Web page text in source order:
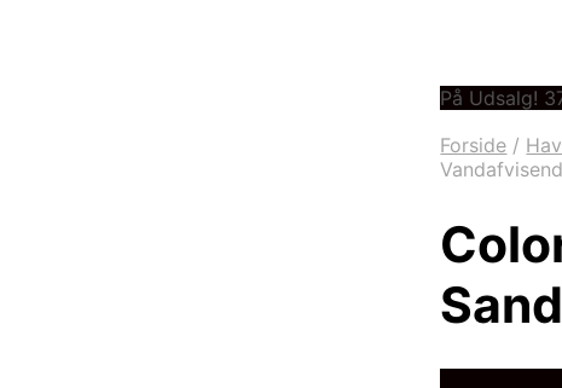
På Udsalg!
Forside /